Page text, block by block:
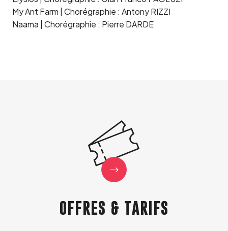
My Ant Farm | Chorégraphie : Antony RIZZI
Naama | Chorégraphie : Pierre DARDE
OFFRES & TARIFS